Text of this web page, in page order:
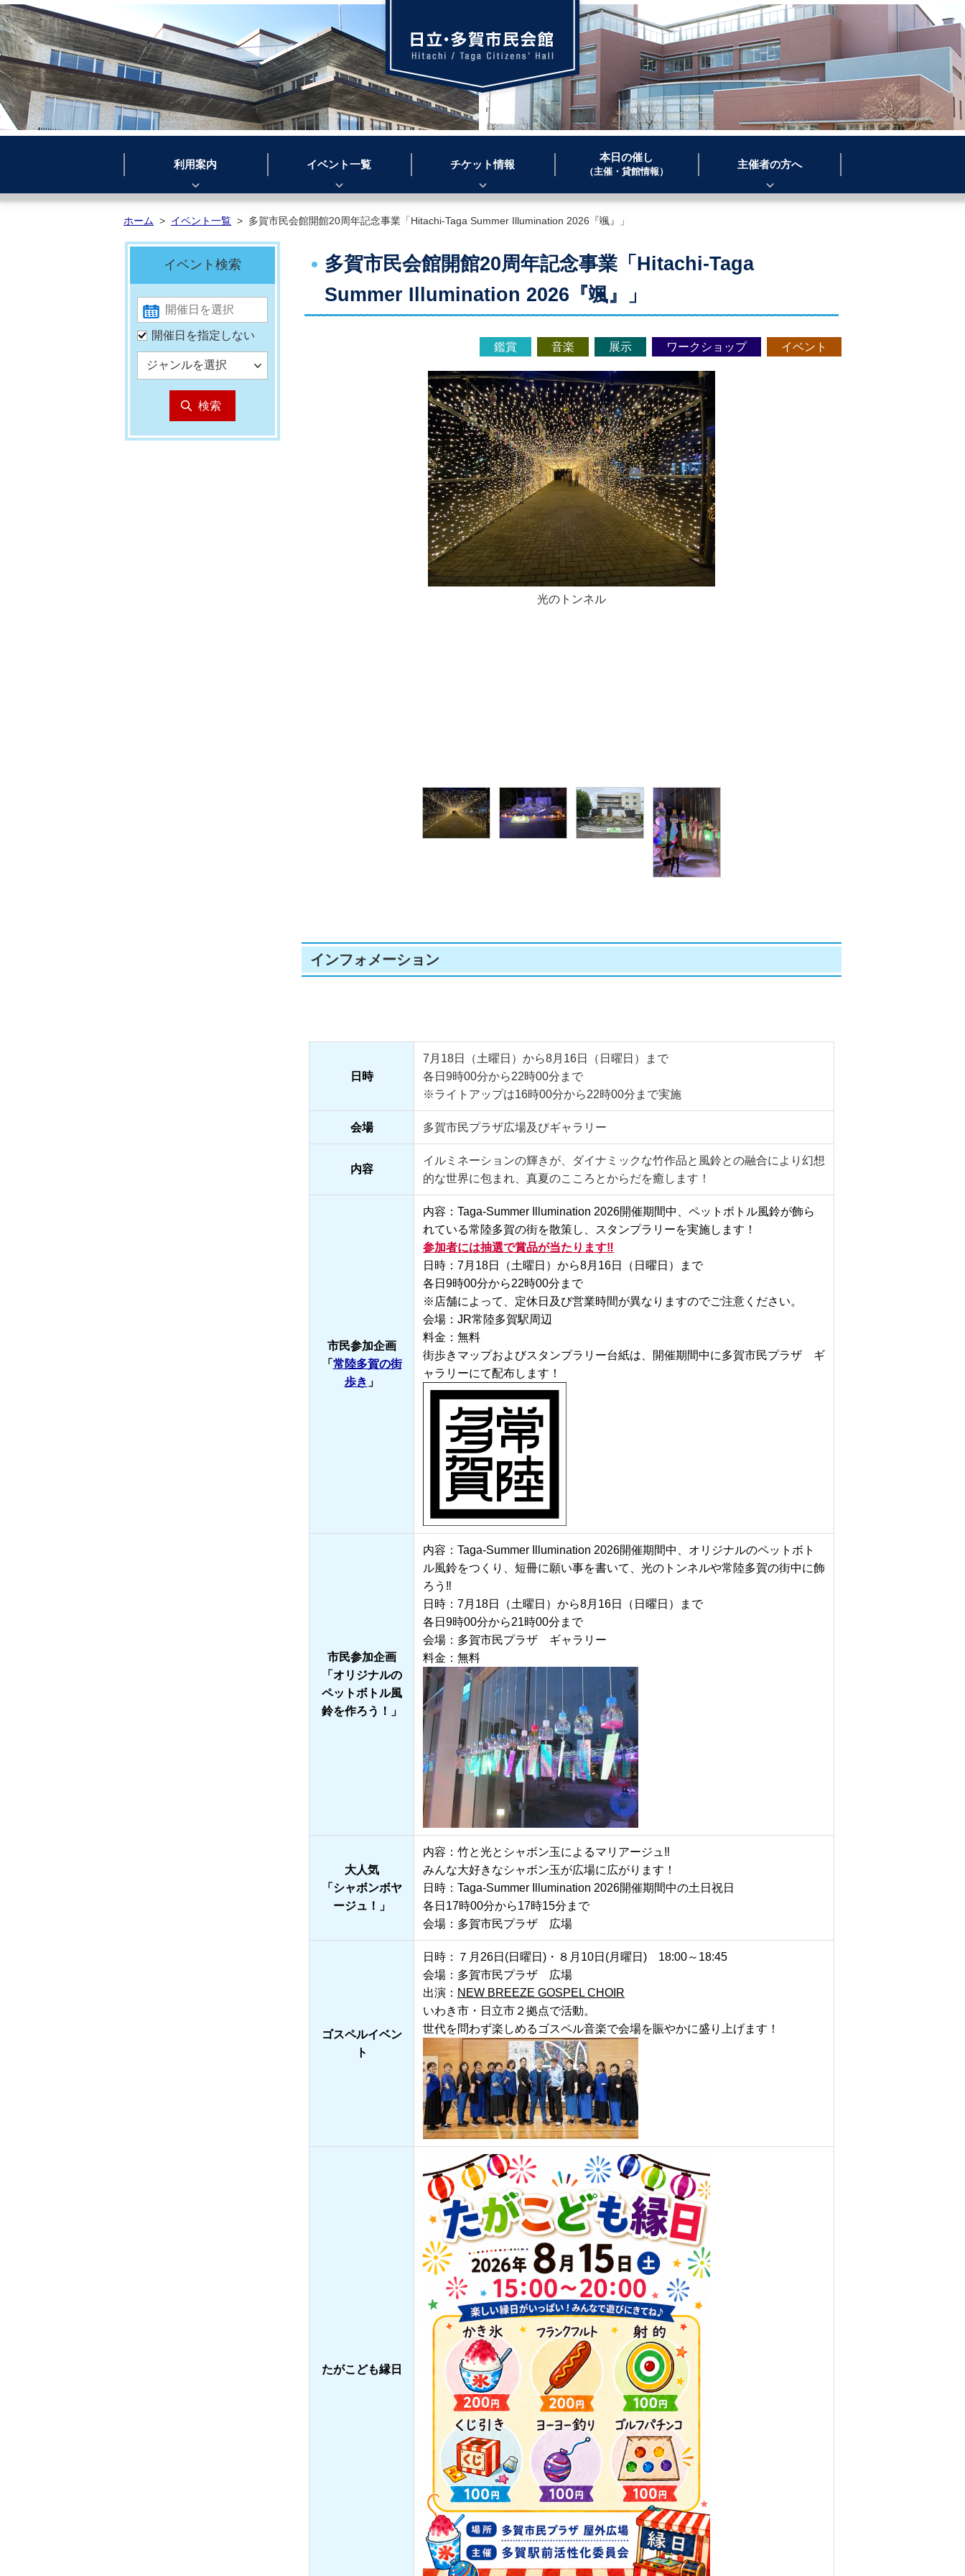
日立・多賀市民会館
利用案内 イベント一覧 チケット情報
本日の催し
（主催・貸館情報）
主催者の方へ
ホーム > イベント一覧 > 多賀市民会館開館20周年記念事業「Hitachi-Taga Summer Illumination 2026『颯』」
多賀市民会館開館20周年記念事業「Hitachi-Taga
Summer Illumination 2026『颯』」
鑑賞 音楽 展示 ワークショップ イベント
光のトンネル
竹作品（夜）
竹作品（昼）
インフォメーション
日時
7月18日（土曜日）から8月16日（日曜日）まで
各日9時00分から22時00分まで
※ライトアップは16時00分から22時00分まで実施
会場 多賀市民プラザ広場及びギャラリー
内容
イルミネーションの輝きが、ダイナミックな竹作品と風鈴との融合により幻想
的な世界に包まれ、真夏のこころとからだを癒します！
市民参加企画
「 常陸多賀の街
歩き 」
内容：Taga-Summer Illumination 2026開催期間中、ペットボトル風鈴が飾ら
れている常陸多賀の街を散策し、スタンプラリーを実施します！
参加者には抽選で賞品が当たります‼
日時：7月18日（土曜日）から8月16日（日曜日）まで
各日9時00分から22時00分まで
※店舗によって、定休日及び営業時間が異なりますのでご注意ください。
会場：JR常陸多賀駅周辺
料金：無料
街歩きマップおよびスタンプラリー台紙は、開催期間中に多賀市民プラザ ギ
ャラリーにて配布します！
市民参加企画
「オリジナルの
ペットボトル風
鈴を作ろう！」
内容：Taga-Summer Illumination 2026開催期間中、オリジナルのペットボト
ル風鈴をつくり、短冊に願い事を書いて、光のトンネルや常陸多賀の街中に飾
ろう‼
日時：7月18日（土曜日）から8月16日（日曜日）まで
各日9時00分から21時00分まで
会場：多賀市民プラザ ギャラリー
料金：無料
大人気
「シャボンボヤ
ージュ！」
内容：竹と光とシャボン玉によるマリアージュ‼
みんな大好きなシャボン玉が広場に広がります！
日時：Taga-Summer Illumination 2026開催期間中の土日祝日
各日17時00分から17時15分まで
会場：多賀市民プラザ 広場
ゴスペルイベン
ト
日時：７月26日(日曜日)・８月10日(月曜日) 18:00～18:45
会場：多賀市民プラザ 広場
出演： NEW BREEZE GOSPEL CHOIR
いわき市・日立市２拠点で活動。
世代を問わず楽しめるゴスペル音楽で会場を賑やかに盛り上げます！
たがこども縁日
イベント検索
開催日を指定しない